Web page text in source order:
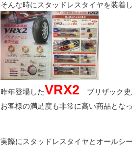
そんな時にスタッドレスタイヤを装着
昨年登場したVRX2 ブリザック史
お客様の満足度も非常に高い商品とな
実際にスタッドレスタイヤとオールシ